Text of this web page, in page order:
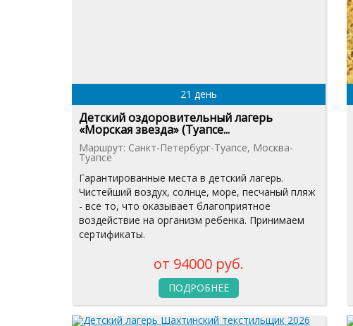
21 день
Детский оздоровительный лагерь
«Морская звезда» (Туапсе...
Маршрут: Санкт-Петербург-Туапсе, Москва-
Туапсе
Гарантированные места в детский лагерь.
Чистейший воздух, солнце, море, песчаный пляж
- все то, что оказывает благоприятное
воздействие на организм ребенка. Принимаем
сертификаты.
от 94000 руб.
ПОДРОБНЕЕ